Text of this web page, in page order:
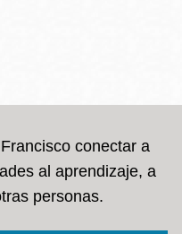
conectar a
al aprendizaje, a
personas.